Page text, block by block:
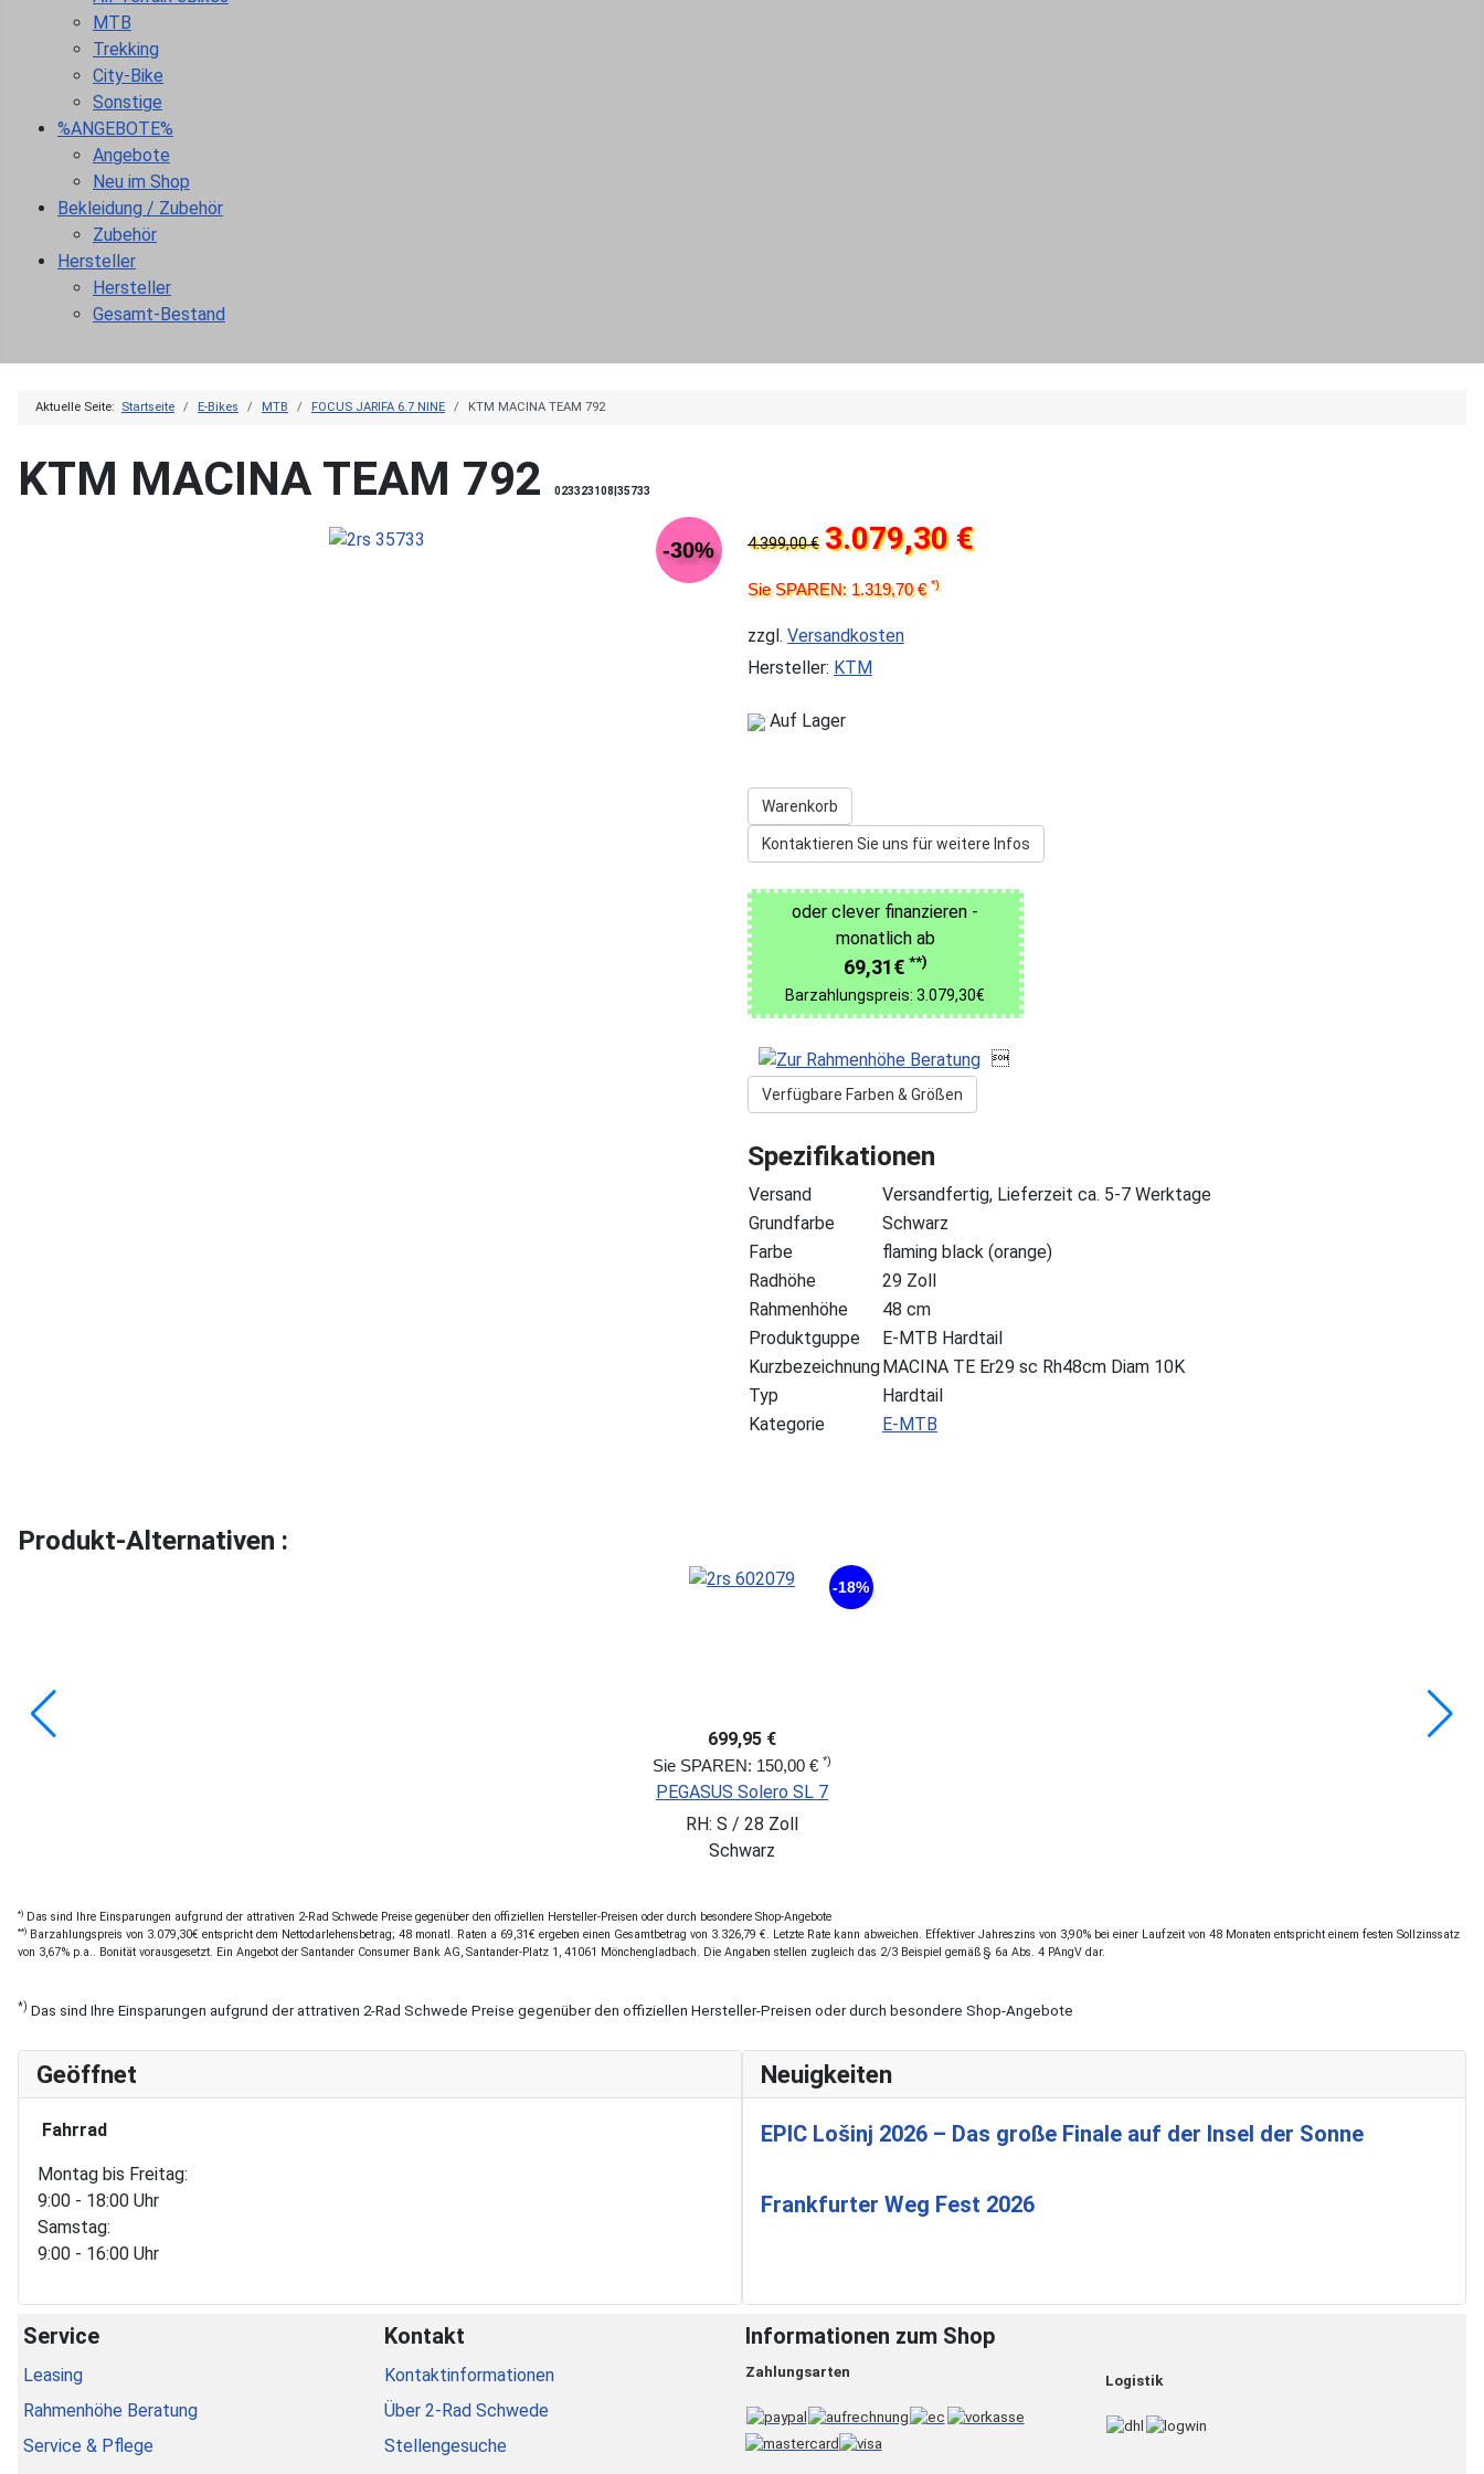
MTB
Trekking
City-Bike
Sonstige
%ANGEBOTE%
Angebote
Neu im Shop
Bekleidung / Zubehör
Zubehör
Hersteller
Hersteller
Gesamt-Bestand
Aktuelle Seite: Startseite E-Bikes MTB FOCUS JARIFA 6.7 NINE KTM MACINA TEAM 792
KTM MACINA TEAM 792 023323108|35733
-30% 4.399,00 € 3.079,30 €
Sie SPAREN: 1.319,70 €*)
zzgl. Versandkosten
Hersteller: KTM
Auf Lager
Warenkorb
Kontaktieren Sie uns für weitere Infos
oder clever finanzieren -
monatlich ab
69,31€ **)
Barzahlungspreis: 3.079,30€

Verfügbare Farben & Größen
Spezifikationen
Versand
Versandfertig, Lieferzeit ca. 5-7 Werktage
Grundfarbe
Schwarz
Farbe
flaming black (orange)
Radhöhe
29 Zoll
Rahmenhöhe
48 cm
Produktguppe
E-MTB Hardtail
KurzbezeichnungMACINA TE Er29 sc Rh48cm Diam 10K
Typ
Hardtail
Kategorie
E-MTB
Produkt-Alternativen :
-18%
699,95 €
Sie SPAREN: 150,00 € *)
PEGASUS Solero SL 7
RH: S / 28 Zoll
Schwarz
*) Das sind Ihre Einsparungen aufgrund der attrativen 2-Rad Schwede Preise gegenüber den offiziellen Hersteller-Preisen oder durch besondere Shop-Angebote
**) Barzahlungspreis von 3.079,30€ entspricht dem Nettodarlehensbetrag; 48 monatl. Raten a 69,31€ ergeben einen Gesamtbetrag von 3.326,79 €. Letzte Rate kann abweichen. Effektiver Jahreszins von 3,90% bei einer Laufzeit von 48 Monaten entspricht einem festen Sollzinssatz
von 3,67% p.a.. Bonität vorausgesetzt. Ein Angebot der Santander Consumer Bank AG, Santander-Platz 1, 41061 Mönchengladbach. Die Angaben stellen zugleich das 2/3 Beispiel gemäß § 6a Abs. 4 PAngV dar.
*) Das sind Ihre Einsparungen aufgrund der attrativen 2-Rad Schwede Preise gegenüber den offiziellen Hersteller-Preisen oder durch besondere Shop-Angebote
Geöffnet
Fahrrad
Montag bis Freitag:
9:00 - 18:00 Uhr
Samstag:
9:00 - 16:00 Uhr
Neuigkeiten
EPIC Lošinj 2026 – Das große Finale auf der Insel der Sonne
Frankfurter Weg Fest 2026
Service
Leasing
Rahmenhöhe Beratung
Service & Pflege
Kontakt
Kontaktinformationen
Über 2-Rad Schwede
Stellengesuche
Informationen zum Shop
Zahlungsarten
Logistik